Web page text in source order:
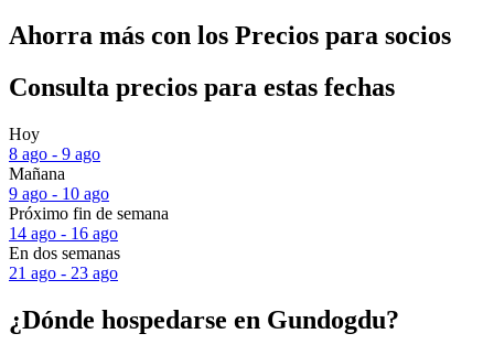
Ahorra más con los Precios para socios
Consulta precios para estas fechas
Hoy
8 ago - 9 ago
Mañana
9 ago - 10 ago
Próximo fin de semana
14 ago - 16 ago
En dos semanas
21 ago - 23 ago
¿Dónde hospedarse en Gundogdu?